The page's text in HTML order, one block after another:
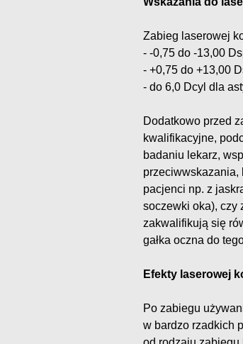
Zabieg laserowej
- -0,75 do -13,00
- +0,75 do +13,00
- do 6,0 Dcyl dla
Dodatkowo przed
kwalifikacyjne,
badaniu lekarz,
przeciwwskazania,
pacjenci np. z
soczewki oka), czy
zakwalifikują się
gałka oczna do
Efekty laserowej
Po zabiegu
w bardzo rzadkich